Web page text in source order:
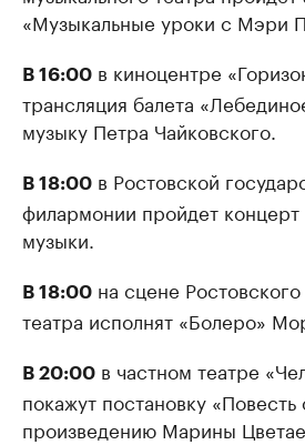
«Музыкальные уроки с Мэри
В 16:00 в киноцентре
трансляция балета
музыку Петра Чайковского.
В 18:00 в Ростовской
филармонии пройдет концерт
музыки.
В 18:00 на сцене
театра исполнят «Болеро»
В 20:00 в частном театре
покажут постановку
произведению Марины